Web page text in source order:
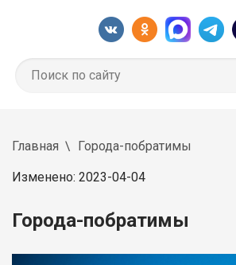
Главная Города-побратимы
Изменено: 2023-04-04
Города-побратимы